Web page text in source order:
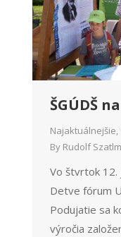
ŠGÚDŠ
Najaktuálnejšie,
By Rudolf
Vo štvrtok 12.
Detve fórum
Podujatie sa
výročia